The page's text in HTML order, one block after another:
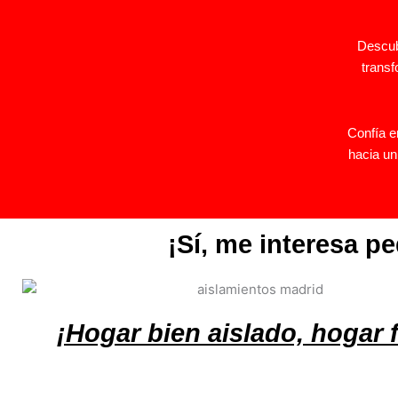
Confía
hacia
¡Sí, me interesa
¡Hogar bien aislado, hogar